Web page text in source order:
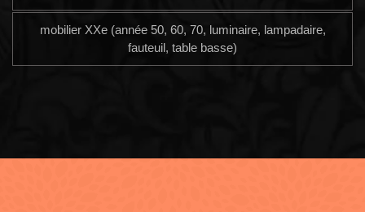
mobilier XXe (année 50, 60, 70, luminaire, lampadaire,
fauteuil, table basse)